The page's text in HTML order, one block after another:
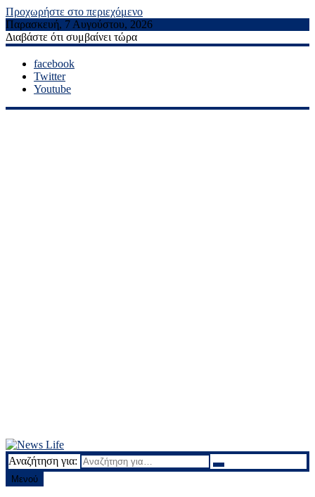
Προχωρήστε στο περιεχόμενο
Παρασκευή, 7 Αυγούστου, 2026
Διαβάστε ότι συμβαίνει τώρα
facebook
Twitter
Youtube
News Life
Ειδήσεις και νέα
Αναζήτηση για:
Μενού